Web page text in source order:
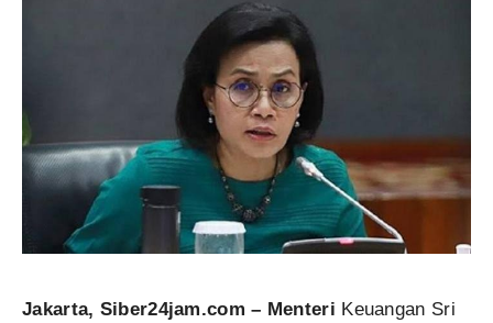
Jakarta, Siber24jam.com – Menteri Keuangan Sri